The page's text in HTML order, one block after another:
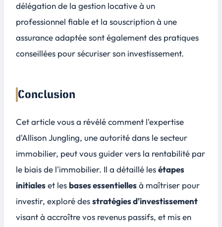
délégation de la gestion locative à un
professionnel fiableet la souscription à une
assurance adaptée sont également des pratiques
conseillées pour sécuriser son investissement.
Conclusion
Cet article vous a révélé comment l'expertise
d'Allison Jungling, une autorité dans le secteur
immobilier, peut vous guider vers la rentabilité par
le biais de l'immobilier. Il a détaillé lesétapes
initialeset les bases essentiellesà maîtriser pour
investir, exploré desstratégies d'investissement
visant à accroître vos revenus passifs, et mis en